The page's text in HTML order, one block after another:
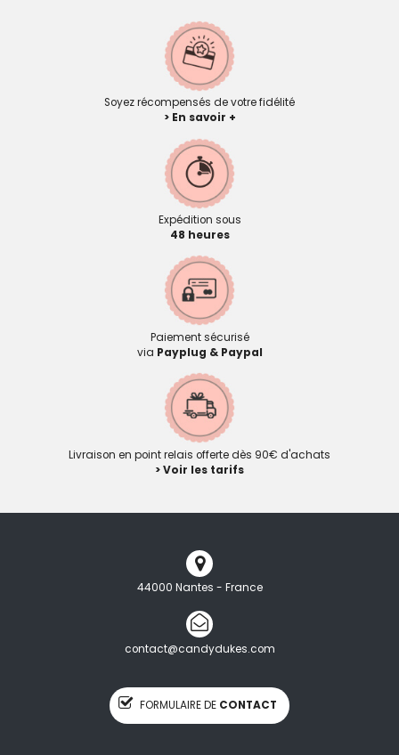
Soyez récompensés de votre fidélité
> En savoir +
Expédition sous
48 heures
Paiement sécurisé
via Payplug & Paypal
Livraison en point relais offerte dès 90€ d'achats
> Voir les tarifs
44000 Nantes - France
contact@candydukes.com
FORMULAIRE DE CONTACT